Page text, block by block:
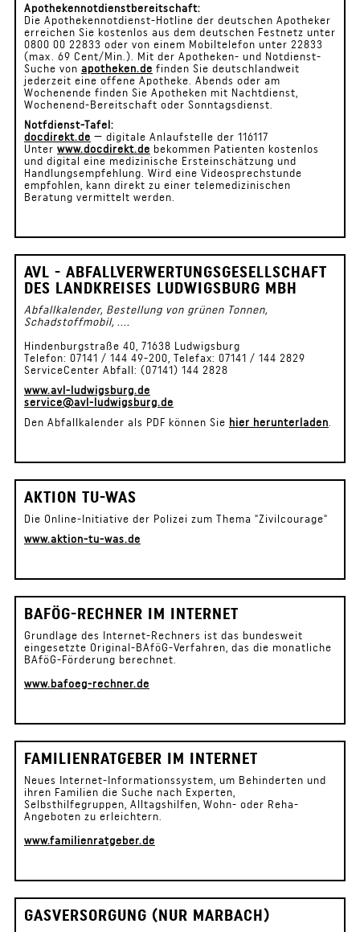
Apothekennotdienstbereitschaft:
Die Apothekennotdienst-Hotline der deutschen Apotheker
erreichen Sie kostenlos aus dem deutschen Festnetz unter
0800 00 22833 oder von einem Mobiltelefon unter 22833
(max. 69 Cent/Min.). Mit der Apotheken- und Notdienst-
Suche von apotheken.de finden Sie deutschlandweit
jederzeit eine offene Apotheke. Abends oder am
Wochenende finden Sie Apotheken mit Nachtdienst,
Wochenend-Bereitschaft oder Sonntagsdienst.
Notfdienst-Tafel:
docdirekt.de — digitale Anlaufstelle der 116117
Unter www.docdirekt.de bekommen Patienten kostenlos
und digital eine medizinische Ersteinschätzung und
Handlungsempfehlung. Wird eine Videosprechstunde
empfohlen, kann direkt zu einer telemedizinischen
Beratung vermittelt werden.
AVL - ABFALLVERWERTUNGSGESELLSCHAFT
DES LANDKREISES LUDWIGSBURG MBH
Abfallkalender, Bestellung von grünen Tonnen,
Schadstoffmobil, ....
Hindenburgstraße 40, 71638 Ludwigsburg
Telefon: 07141 / 144 49-200, Telefax: 07141 / 144 2829
ServiceCenter Abfall: (07141) 144 2828
www.avl-ludwigsburg.de
service@avl-ludwigsburg.de
Den Abfallkalender als PDF können Sie hier herunterladen
AKTION TU-WAS
Die Online-Initiative der Polizei zum Thema "Zivilcourage"
www.aktion-tu-was.de
BAFÖG-RECHNER IM INTERNET
Grundlage des Internet-Rechners ist das bundesweit
eingesetzte Original-BAföG-Verfahren, das die monatliche
BAföG-Förderung berechnet.
www.bafoeg-rechner.de
FAMILIENRATGEBER IM INTERNET
Neues Internet-Informationssystem, um Behinderten und
ihren Familien die Suche nach Experten,
Selbsthilfegruppen, Alltagshilfen, Wohn- oder Reha-
Angeboten zu erleichtern.
www.familienratgeber.de
GASVERSORGUNG (NUR MARBACH)